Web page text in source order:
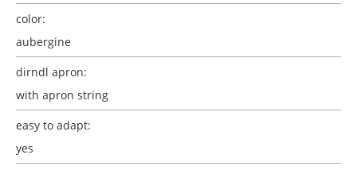
color:
aubergine
dirndl apron:
with apron string
easy to adapt:
yes